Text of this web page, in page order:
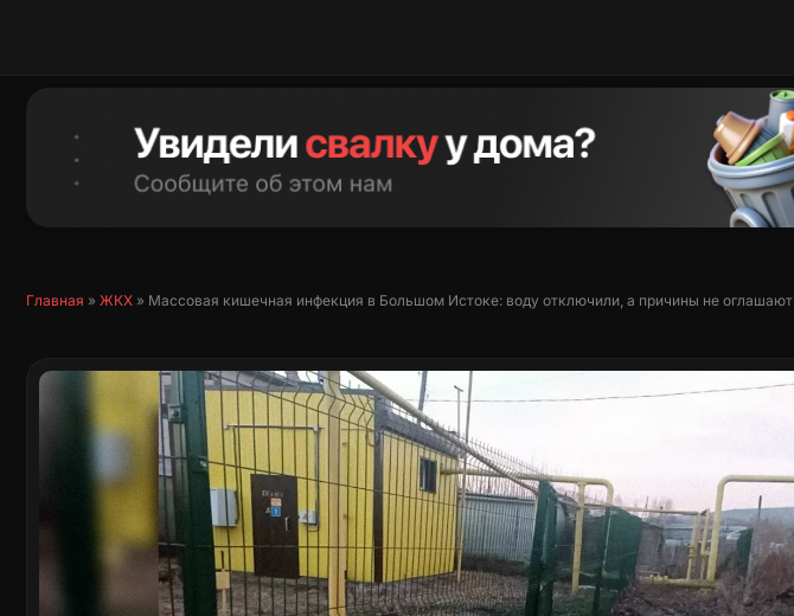
Главная » ЖКХ » Массовая кишечная инфекция в Большом Истоке: воду отключили, а причины не оглашают